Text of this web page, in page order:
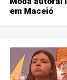
em Maceió